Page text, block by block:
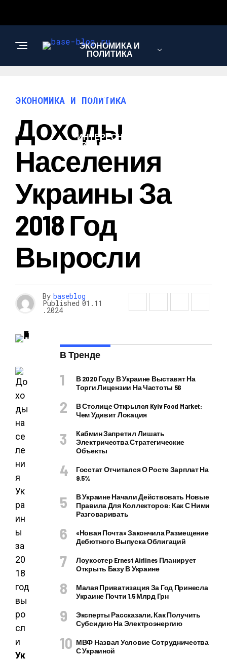
ЭКОНОМИКА И
ПОЛИТИКА
НОВОСТИ
ИНТЕРЕСНОЕ И
ПОЗНАВАТЕЛЬНОЕ
ЭКОНОМИКА И ПОЛИТИКА
Доходы
Населения
Украины За
2018 Год
Выросли
By baseblog
Published 01.11
.2024
Ук
В Тренде
В 2020 Году В Украине Выставят На
Торги Лицензии На Частоты 5G
В Столице Открылся Kyiv Food Market:
Чем Удивит Локация
Кабмин Запретил Лишать
Электричества Стратегические
Объекты
Госстат Отчитался О Росте Зарплат На
9,5%
В Украине Начали Действовать Новые
Правила Для Коллекторов: Как С Ними
Разговаривать
«Новая Почта» Закончила Размещение
Дебютного Выпуска Облигаций
Лоукостер Ernest Airlines Планирует
Открыть Базу В Украине
Малая Приватизация За Год Принесла
Украине Почти 1,5 Млрд Грн
Эксперты Рассказали, Как Получить
Субсидию На Электроэнергию
МВФ Назвал Условие Сотрудничества
С Украиной